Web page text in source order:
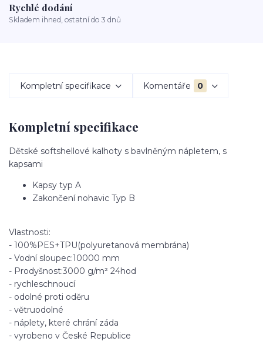
Rychlé dodání
Skladem ihned, ostatní do 3 dnů
Kompletní specifikace Komentáře 0
Kompletní specifikace
Dětské softshellové kalhoty s bavlněným nápletem, s
kapsami
Kapsy typ A
Zakončení nohavic Typ B
Vlastnosti:
- 100%PES+TPU(polyuretanová membrána)
- Vodní sloupec:10000 mm
- Prodyšnost:3000 g/m² 24hod
- rychleschnoucí
- odolné proti oděru
- větruodolné
- náplety, které chrání záda
- vyrobeno v České Republice